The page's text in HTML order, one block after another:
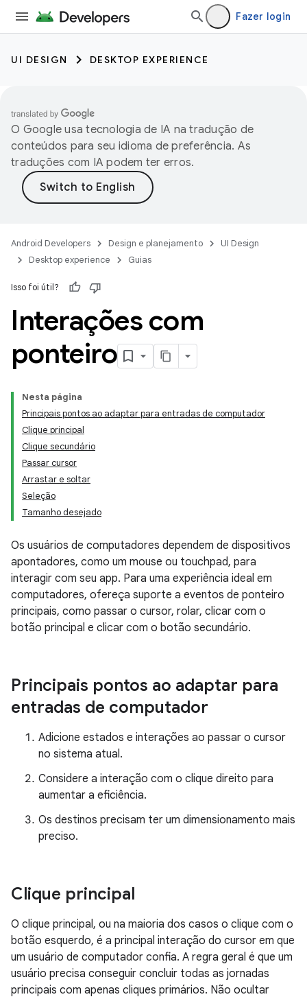
Fazer login
UI DESIGN DESKTOP EXPERIENCE
O Google usa tecnologia de IA na tradução de
conteúdos para seu idioma de preferência. As
traduções com IA podem ter erros.
Android Developers Design e planejamento
UI Design
Desktop experience
Guias
Isso foi útil?
Interações com
ponteiro
Nesta página
Principais pontos ao adaptar para entradas de computador
Clique principal
Clique secundário
Passar cursor
Arrastar e soltar
Seleção
Tamanho desejado
Os usuários de computadores dependem de dispositivos
apontadores, como um mouse ou touchpad, para
interagir com seu app. Para uma experiência ideal em
computadores, ofereça suporte a eventos de ponteiro
principais, como passar o cursor, rolar, clicar com o
botão principal e clicar com o botão secundário.
Principais pontos ao adaptar para
entradas de computador
Adicione estados e interações ao passar o cursor
no sistema atual.
Considere a interação com o clique direito para
aumentar a eficiência.
Os destinos precisam ter um dimensionamento mais
preciso.
Clique principal
O clique principal, ou na maioria dos casos o clique com o
botão esquerdo, é a principal interação do cursor em que
um usuário de computador confia. A regra geral é que um
usuário precisa conseguir concluir todas as jornadas
principais com apenas cliques primários. Não ocultar